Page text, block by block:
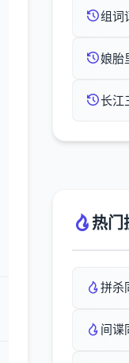
组词
娘胎
长江
热门
拼杀
间谍